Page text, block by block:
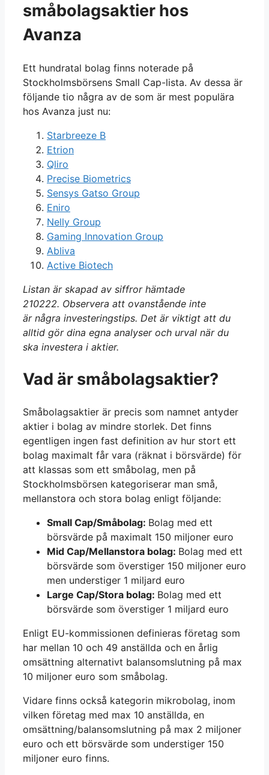
småbolagsaktier hos
Avanza
Ett hundratal bolag finns noterade på
Stockholmsbörsens Small Cap-lista. Av dessa är
följande tio några av de som är mest populära
hos Avanza just nu:
Starbreeze B
Etrion
Qliro
Precise Biometrics
Sensys Gatso Group
Eniro
Nelly Group
Gaming Innovation Group
Abliva
Active Biotech
Listan är skapad av siffror hämtade
210222. Observera att ovanstående inte
är några investeringstips. Det är viktigt att du
alltid gör dina egna analyser och urval när du
ska investera i aktier.
Vad är småbolagsaktier?
Småbolagsaktier är precis som namnet antyder
aktier i bolag av mindre storlek. Det finns
egentligen ingen fast definition av hur stort ett
bolag maximalt får vara (räknat i börsvärde) för
att klassas som ett småbolag, men på
Stockholmsbörsen kategoriserar man små,
mellanstora och stora bolag enligt följande:
Small Cap/Småbolag: Bolag med ett
börsvärde på maximalt 150 miljoner euro
Mid Cap/Mellanstora bolag: Bolag med ett
börsvärde som överstiger 150 miljoner euro
men understiger 1 miljard euro
Large Cap/Stora bolag: Bolag med ett
börsvärde som överstiger 1 miljard euro
Enligt EU-kommissionen definieras företag som
har mellan 10 och 49 anställda och en årlig
omsättning alternativt balansomslutning på max
10 miljoner euro som småbolag.
Vidare finns också kategorin mikrobolag, inom
vilken företag med max 10 anställda, en
omsättning/balansomslutning på max 2 miljoner
euro och ett börsvärde som understiger 150
miljoner euro finns.